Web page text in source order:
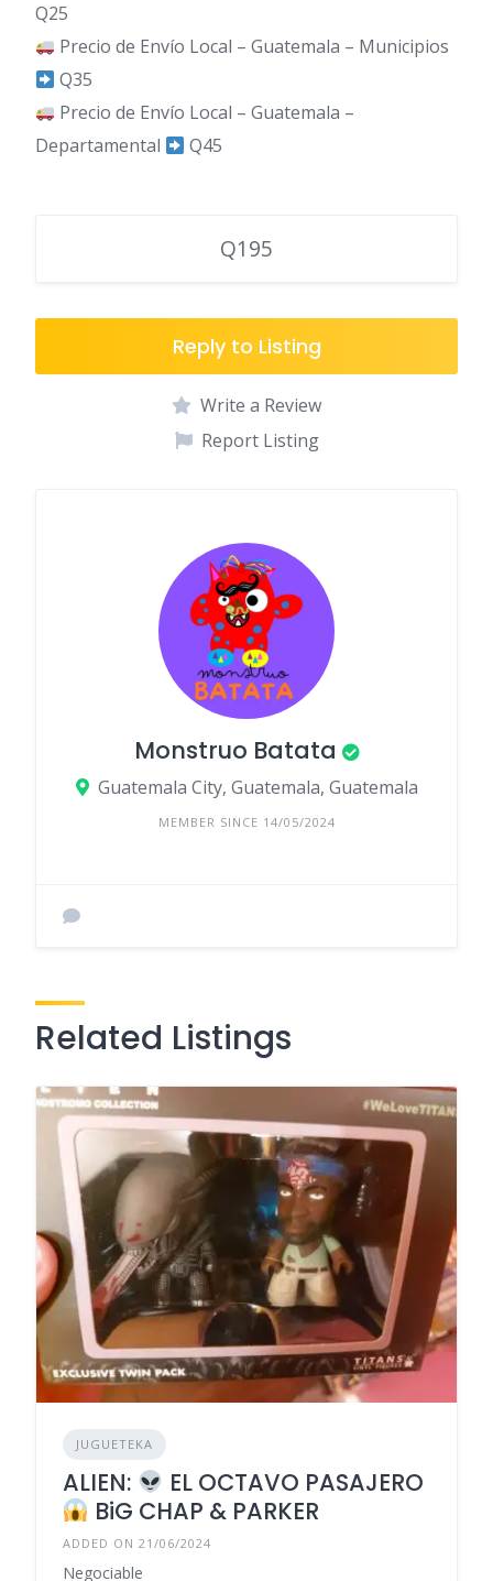
Q25
Precio de Envío Local – Guatemala – Municipios
Q35
Precio de Envío Local – Guatemala –
Departamental
Q45
Q195
Reply to Listing
Write a Review
Report Listing
Monstruo Batata
Guatemala City, Guatemala, Guatemala
MEMBER SINCE 14/05/2024
Related Listings
JUGUETEKA
ALIEN:
EL OCTAVO PASAJERO
BiG CHAP & PARKER
ADDED ON 21/06/2024
Negociable